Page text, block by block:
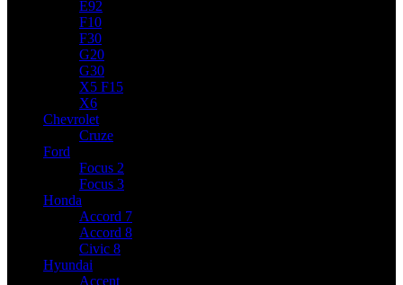
E92
F10
F30
G20
G30
X5 F15
X6
Chevrolet
Cruze
Ford
Focus 2
Focus 3
Honda
Accord 7
Accord 8
Civic 8
Hyundai
Accent